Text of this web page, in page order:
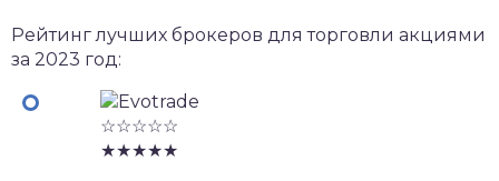
Рейтинг лучших брокеров для торговли акциями
за 2023 год:
☆☆☆☆☆
★★★★★